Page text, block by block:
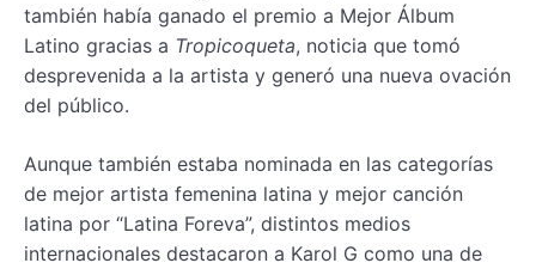
también había ganado el premio a Mejor Álbum
Latino gracias a Tropicoqueta, noticia que tomó
desprevenida a la artista y generó una nueva ovación
del público.
Aunque también estaba nominada en las categorías
de mejor artista femenina latina y mejor canción
latina por “Latina Foreva”, distintos medios
internacionales destacaron a Karol G como una de